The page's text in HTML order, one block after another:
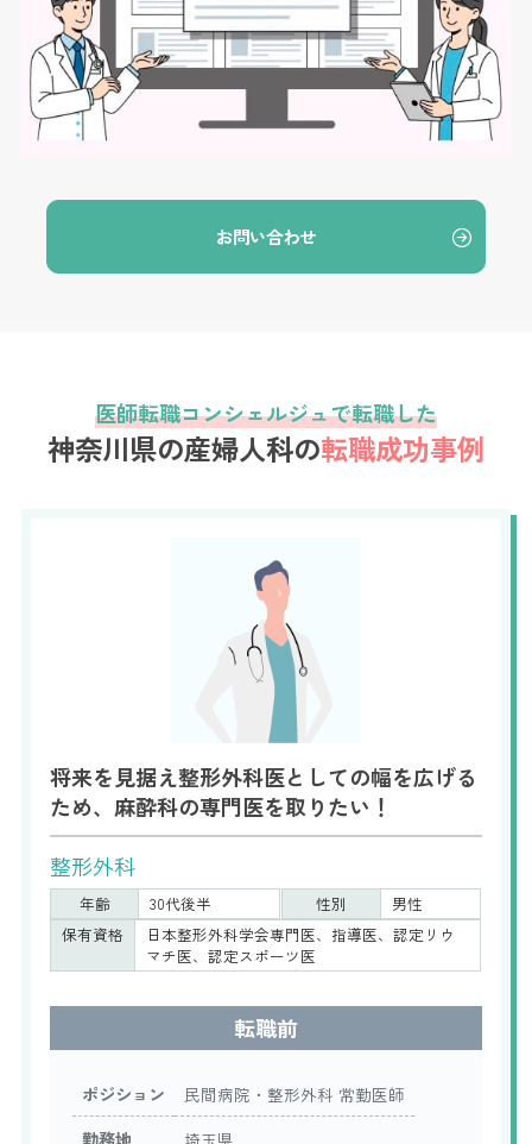
お問い合わせ
医師転職コンシェルジュで転職した
神奈川県の産婦人科の転職成功事例
将来を見据え整形外科医としての幅を広げる
ため、麻酔科の専門医を取りたい！
整形外科
年齢 30代後半 性別
男性
保有資格
日本整形外科学会専門医、指導医、認定リウ
マチ医、認定スポーツ医
転職前
ポジション 民間病院・整形外科 常勤医師
勤務地 埼玉県